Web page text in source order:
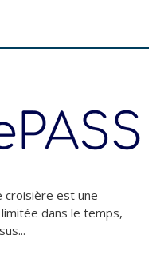
croisière est une
dans le temps,